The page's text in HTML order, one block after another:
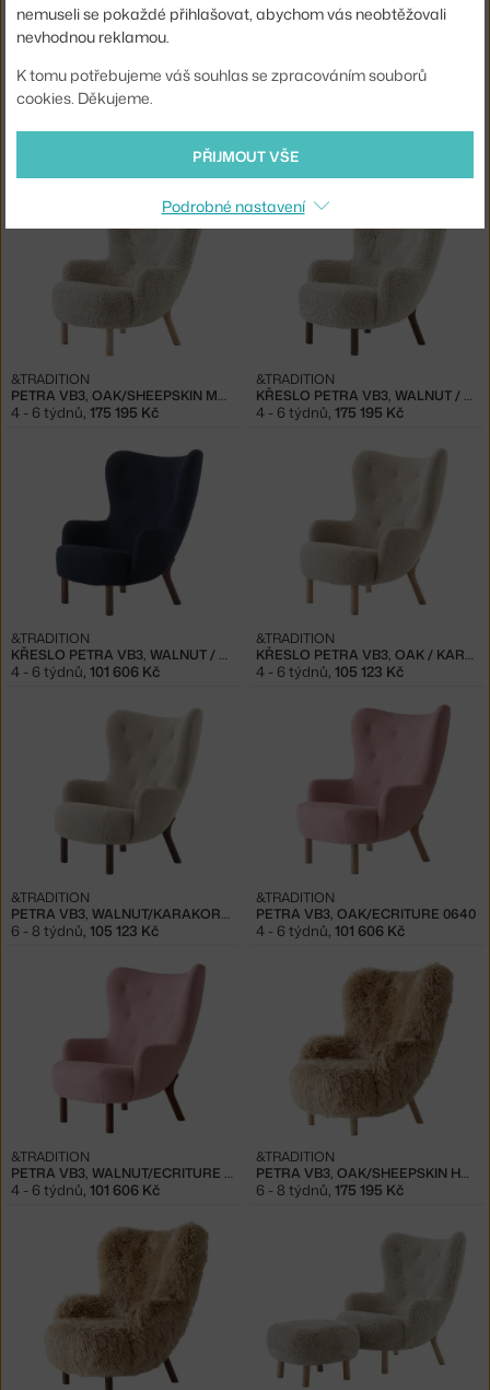
KŘESLO PETRA VB3, OAK / SHEEPSKIN SAHARA PETRA VB3, WALNUT / SHEEPSKIN SAHARA
4 - 6 týdnů
PETRA VB3, OAK/SHEEPSKIN MOONLIGHT
&TRADITION
4 - 6 týdnů, 175 195 Kč
KŘESLO PETRA VB3, WALNUT / SHEEPSKIN MOONLIGHT
&TRADITION
4 - 6 týdnů, 175 195 Kč
KŘESLO PETRA VB3, WALNUT / VIDAR 554
&TRADITION
4 - 6 týdnů, 101 606 Kč
KŘESLO PETRA VB3, OAK / KARAKORUM
&TRADITION
4 - 6 týdnů, 105 123 Kč
PETRA VB3, WALNUT/KARAKORUM 003
&TRADITION
6 - 8 týdnů, 105 123 Kč
PETRA VB3, OAK/ECRITURE 0640
&TRADITION
4 - 6 týdnů, 101 606 Kč
PETRA VB3, WALNUT/ECRITURE 0640
&TRADITION
4 - 6 týdnů 101 606 Kč
PETRA VB3, OAK/SHEEPSKIN HONEY
&TRADITION
6 - 8 týdnů 175 195 Kč
nemuseli se pokaždé přihlašovat, abychom vás neobtěžovali
nevhodnou reklamou.
K tomu potřebujeme váš souhlas se zpracováním souborů
cookies. Děkujeme.
PŘIJMOUT VŠE
Podrobné nastavení